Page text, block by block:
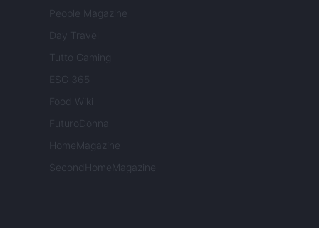
People Magazine
Day Travel
Tutto Gaming
ESG 365
Food Wiki
FuturoDonna
HomeMagazine
SecondHomeMagazine